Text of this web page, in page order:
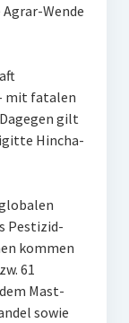
Wende
mit fatalen
gilt
Hincha-
Pestizid-
kommen
61
Mast-
sowie